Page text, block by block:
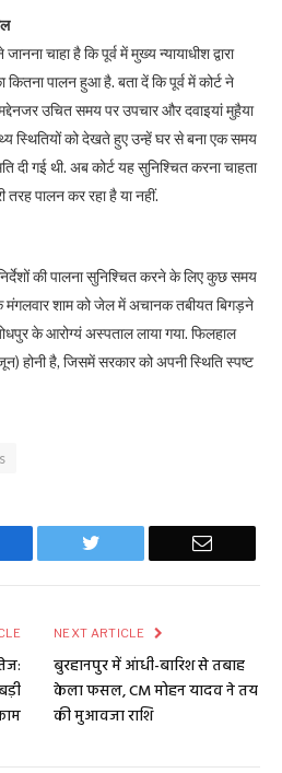
चाहा है कि पूर्व में मुख्य न्यायाधीश द्वारा
पालन हुआ है. बता दें कि पूर्व में कोर्ट ने
उचित समय पर उपचार और दवाइयां मुहैया
स्थितियों को देखते हुए उन्हें घर से बना एक समय
दी गई थी. अब कोर्ट यह सुनिश्चित करना चाहता
तरह पालन कर रहा है या नहीं.
की पालना सुनिश्चित करने के लिए कुछ समय
मंगलवार शाम को जेल में अचानक तबीयत बिगड़ने
के आरोग्यं अस्पताल लाया गया. फिलहाल
होनी है, जिसमें सरकार को अपनी स्थिति स्पष्ट
Twitter Email
NEXT ARTICLE
बुरहानपुर में आंधी-बारिश से तबाह
केला फसल, CM मोहन यादव ने तय
की मुआवजा राशि